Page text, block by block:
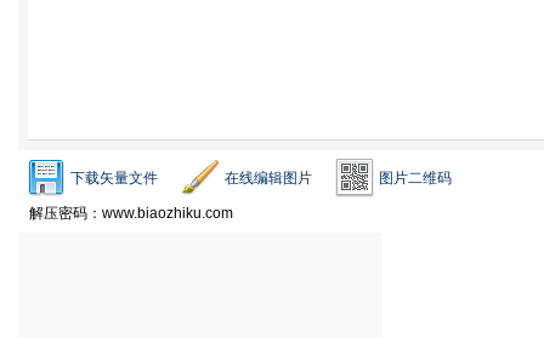
下载矢量文件 在线编辑图片 图片二维码
解压密码：www.biaozhiku.com